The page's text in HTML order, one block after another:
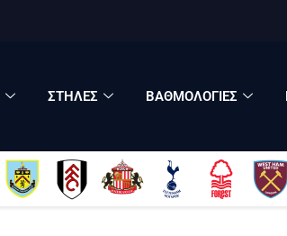
ΣΤΗΛΕΣ ΒΑΘΜΟΛΟΓΙΕΣ